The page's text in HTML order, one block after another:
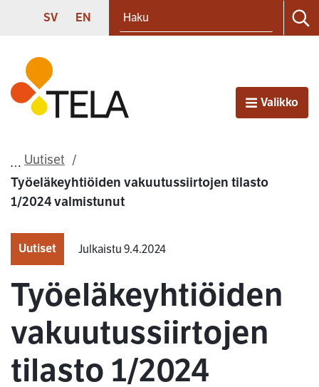
Siirry sisältöön
SVENSKA
SV ENGLISH
EN
Etusivu
AvaaValikko
Uutiset
Työeläkeyhtiöiden vakuutussiirtojen tilasto
1/2024 valmistunut
Uutiset Julkaistu 9.4.2024
Työeläkeyhtiöiden
vakuutussiirtojen
tilasto 1/2024